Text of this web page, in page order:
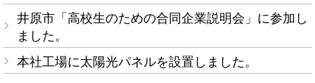
井原市「高校生のための合同企業説明会」に参加し
ました。
本社工場に太陽光パネルを設置しました。